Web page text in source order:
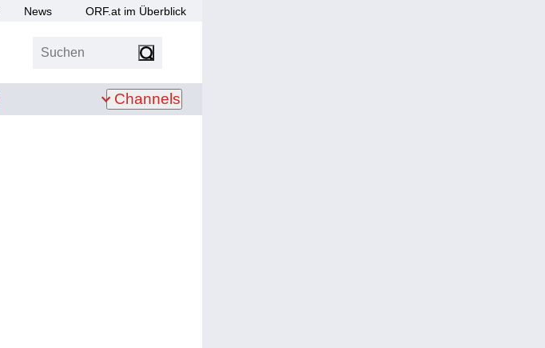
News ORF.at im Überblick
Suchen
Channels